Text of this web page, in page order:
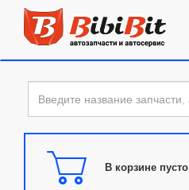
В корзине пусто